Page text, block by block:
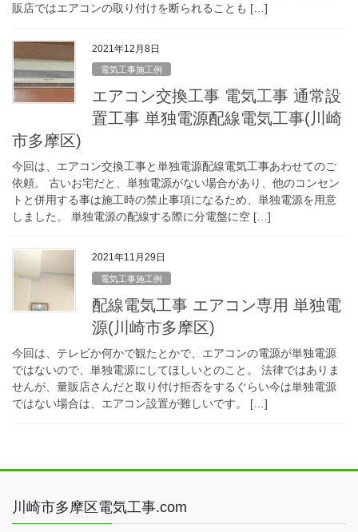
販店ではエアコンの取り付けを断られることも […]
2021年12月8日
電気工事施工例
エアコン交換工事 電気工事 通常設
置工事 単独電源配線電気工事(川崎
市多摩区)
今回は、エアコン交換工事と単独電源配線電気工事あわせてのご
依頼。 古いお宅だと、単独電源がない場合があり、他のコンセン
トと併用する事は施工時の禁止事項になるため、単独電源を用意
しました。 単独電源の配線する際に分電盤に空 […]
2021年11月29日
電気工事施工例
配線電気工事 エアコン専用 単独電
源(川崎市多摩区)
今回は、テレビか何かで観たとかで、エアコンの電源が単独電源
ではないので、単独電源にしてほしいとのこと。 法律ではありま
せんが、量販店さんだと取り付け拒否をするぐらい今は単独電源
ではない場合は、エアコン設置が難しいです。 […]
川崎市多摩区電気工事.com